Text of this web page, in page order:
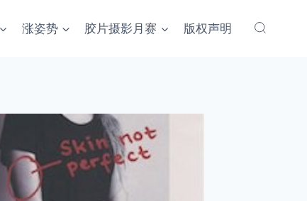
涨姿势 胶片摄影月赛 版权声明